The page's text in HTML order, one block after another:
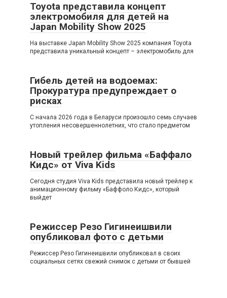
Toyota представила концепт
электромобиля для детей на
Japan Mobility Show 2025
На выставке Japan Mobility Show 2025 компания Toyota
представила уникальный концепт – электромобиль для
Гибель детей на водоемах:
Прокуратура предупреждает о
рисках
С начала 2026 года в Беларуси произошло семь случаев
утопления несовершеннолетних, что стало предметом
Новый трейлер фильма «Баффало
Кидс» от Viva Kids
Сегодня студия Viva Kids представила новый трейлер к
анимационному фильму «Баффоло Кидс», который
выйдет
Режиссер Резо Гигинеишвили
опубликовал фото с детьми
Режиссер Резо Гигинеишвили опубликовал в своих
социальных сетях свежий снимок с детьми от бывшей